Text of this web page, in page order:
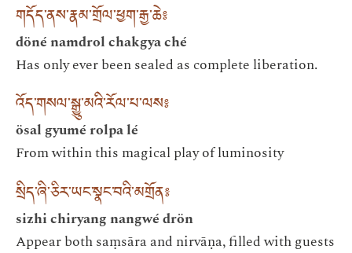
གདོད་ནས་རྣམ་གྲོལ་ཕྱག་རྒྱ་ཆེ༔
döné namdrol chakgya ché
Has only ever been sealed as complete liberation.
འོད་གསལ་སྒྱུ་མའི་རོལ་པ་ལས༔
ösal gyumé rolpa lé
From within this magical play of luminosity
སྲིད་ཞི་ཅིར་ཡང་སྣང་བའི་མགྲོན༔
sizhi chiryang nangwé drön
Appear both saṃsāra and nirvāṇa, filled with guests